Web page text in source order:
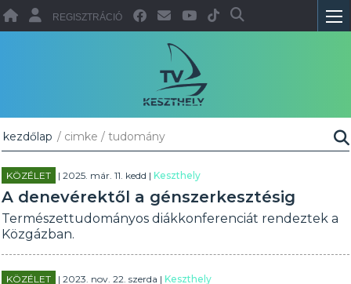
REGISZTRÁCIÓ
kezdőlap / cimke / tudomány
KÖZÉLET | 2025. már. 11. kedd |Keszthely
A denevérektől a génszerkesztésig
Természettudományos diákkonferenciát rendeztek a
Közgázban.
KÖZÉLET | 2023. nov. 22. szerda |Keszthely